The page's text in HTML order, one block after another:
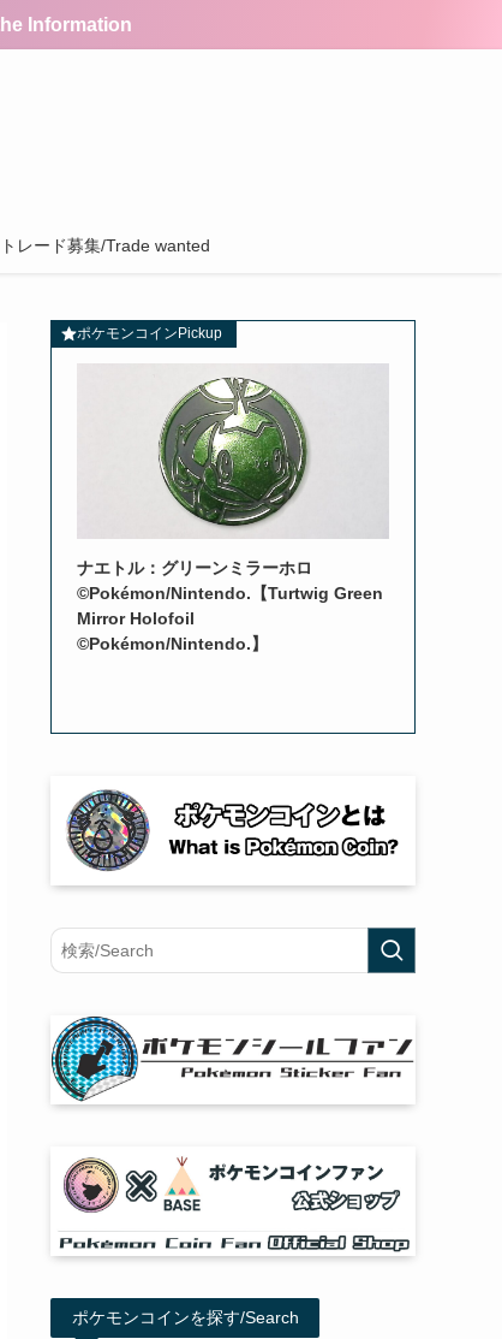
Information
トレード募集/Trade wanted
ポケモンコインPickup
ナエトル：グリーンミラーホロ
©Pokémon/Nintendo.【Turtwig Green
Mirror Holofoil
©Pokémon/Nintendo.】
ポケモンコインを探す/Search